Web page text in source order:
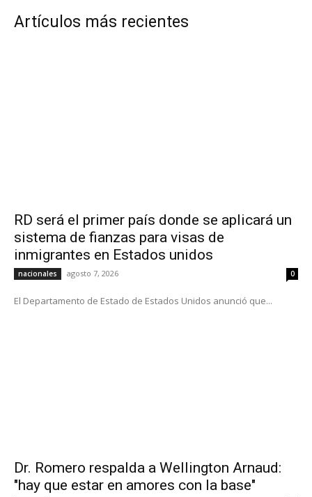
Artículos más recientes
RD será el primer país donde se aplicará un
sistema de fianzas para visas de
inmigrantes en Estados unidos
nacionales agosto 7, 2026 0
El Departamento de Estado de Estados Unidos anunció que...
Dr. Romero respalda a Wellington Arnaud:
"hay que estar en amores con la base"